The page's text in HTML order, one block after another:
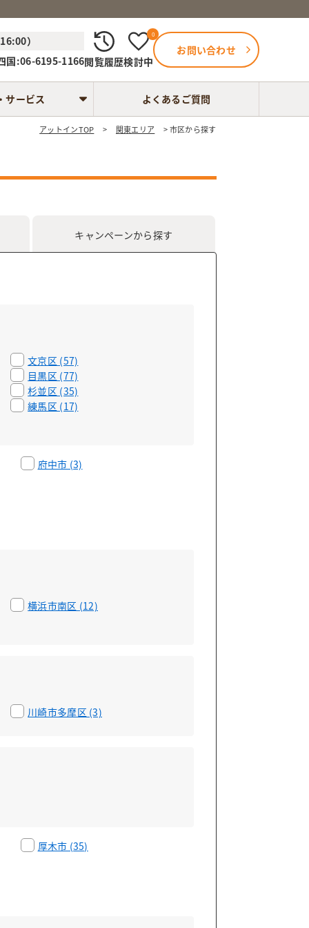
）
:06-6195-1166閲覧履歴検討中
0
お問い合わせ
サービス よくあるご質問
アットインTOP 関東エリア 市区から探す
キャンペーンから探す
文京区 (57)
目黒区 (77)
杉並区 (35)
練馬区 (17)
府中市 (3)
横浜市南区 (12)
川崎市多摩区 (3)
厚木市 (35)